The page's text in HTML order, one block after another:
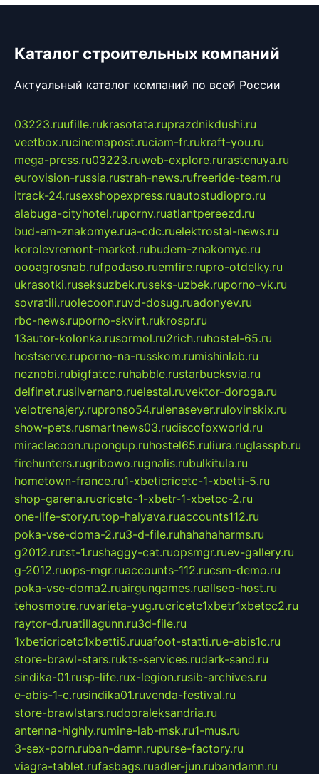
Каталог строительных компаний
Актуальный каталог компаний по всей России
03223.ruufille.rukrasotata.ruprazdnikdushi.ru
veetbox.rucinemapost.ruciam-fr.rukraft-you.ru
mega-press.ru03223.ruweb-explore.rurastenuya.ru
eurovision-russia.rustrah-news.rufreeride-team.ru
itrack-24.rusexshopexpress.ruautostudiopro.ru
alabuga-cityhotel.rupornv.ruatlantpereezd.ru
bud-em-znakomye.rua-cdc.ruelektrostal-news.ru
korolevremont-market.rubudem-znakomye.ru
oooagrosnab.rufpodaso.ruemfire.rupro-otdelky.ru
ukrasotki.ruseksuzbek.ruseks-uzbek.ruporno-vk.ru
sovratili.ruolecoon.ruvd-dosug.ruadonyev.ru
rbc-news.ruporno-skvirt.rukrospr.ru
13autor-kolonka.rusormol.ru2rich.ruhostel-65.ru
hostserve.ruporno-na-russkom.rumishinlab.ru
neznobi.rubigfatcc.ruhabble.rustarbucksvia.ru
delfinet.rusilvernano.ruelestal.ruvektor-doroga.ru
velotrenajery.rupronso54.rulenasever.rulovinskix.ru
show-pets.rusmartnews03.rudiscofoxworld.ru
miraclecoon.rupongup.ruhostel65.ruliura.ruglasspb.ru
firehunters.rugribowo.rugnalis.rubulkitula.ru
hometown-france.ru1-xbeticricetc-1-xbetti-5.ru
shop-garena.rucricetc-1-xbetr-1-xbetcc-2.ru
one-life-story.rutop-halyava.ruaccounts112.ru
poka-vse-doma-2.ru3-d-file.ruhahahaharms.ru
g2012.rutst-1.rushaggy-cat.ruopsmgr.ruev-gallery.ru
g-2012.ruops-mgr.ruaccounts-112.rucsm-demo.ru
poka-vse-doma2.ruairgungames.ruallseo-host.ru
tehosmotre.ruvarieta-yug.rucricetc1xbetr1xbetcc2.ru
raytor-d.ruatillagunn.ru3d-file.ru
1xbeticricetc1xbetti5.ruuafoot-statti.rue-abis1c.ru
store-brawl-stars.rukts-services.rudark-sand.ru
sindika-01.rusp-life.rux-legion.rusib-archives.ru
e-abis-1-c.rusindika01.ruvenda-festival.ru
store-brawlstars.rudooraleksandria.ru
antenna-highly.rumine-lab-msk.ru1-mus.ru
3-sex-porn.ruban-damn.rupurse-factory.ru
viagra-tablet.rufasbags.ruadler-jun.rubandamn.ru